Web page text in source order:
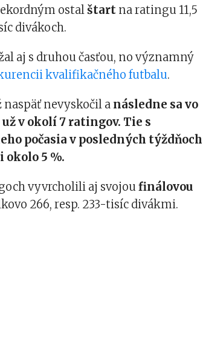
ostalštart na ratingu 11,5
divákoch.
aj s druhou časťou, no významný
kvalifikačného futbalu.
nevyskočil a následne sa vo
v okolí 7 ratingov. Tie s
počasia v posledných týždňoch
okolo 5 %.
vyvrcholili aj svojoufinálovou
266, resp. 233-tisíc divákmi.